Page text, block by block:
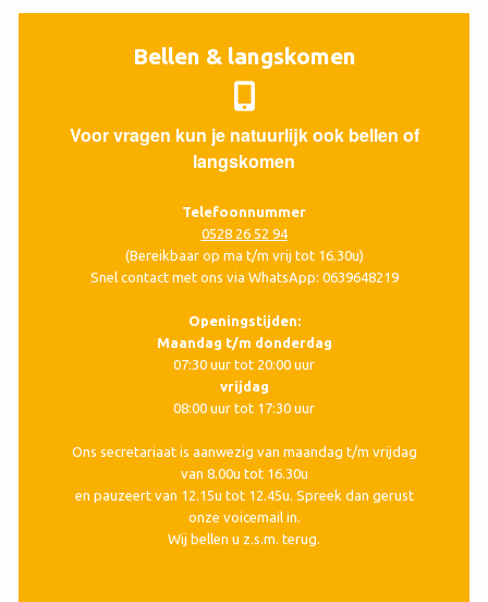
Bellen & langskomen
Voor vragen kun je natuurlijk ook bellen of
langskomen
Telefoonnummer
0528 26 52 94
(Bereikbaar op ma t/m vrij tot 16.30u)
Snel contact met ons via WhatsApp: 0639648219
Openingstijden:
Maandag t/m donderdag
07:30 uur tot 20:00 uur
vrijdag
08:00 uur tot 17:30 uur
Ons secretariaat is aanwezig van maandag t/m vrijdag
van 8.00u tot 16.30u
en pauzeert van 12.15u tot 12.45u. Spreek dan gerust
onze voicemail in.
Wij bellen u z.s.m. terug.